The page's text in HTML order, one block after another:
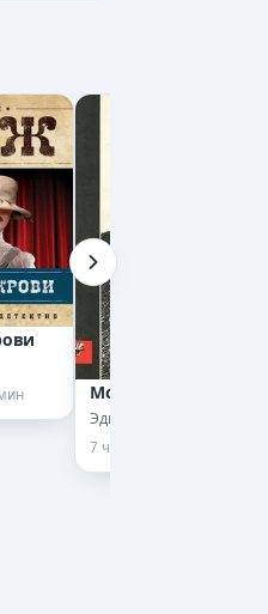
Мститель
Эдгар Уоллес
7 ч 7 мин